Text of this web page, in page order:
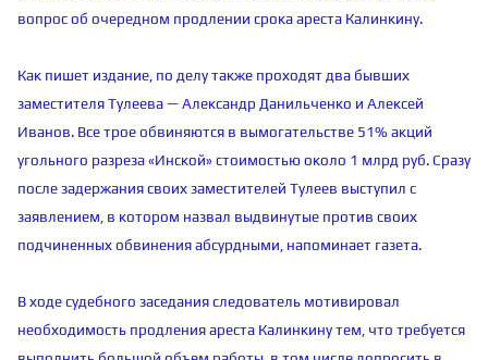
вопрос об очередном продлении срока ареста Калинкину.
Как пишет издание, по делу также проходят два бывших
заместителя Тулеева — Александр Данильченко и Алексей
Иванов. Все трое обвиняются в вымогательстве 51% акций
угольного разреза «Инской» стоимостью около 1 млрд руб. Сразу
после задержания своих заместителей Тулеев выступил с
заявлением, в котором назвал выдвинутые против своих
подчиненных обвинения абсурдными, напоминает газета.
В ходе судебного заседания следователь мотивировал
необходимость продления ареста Калинкину тем, что требуется